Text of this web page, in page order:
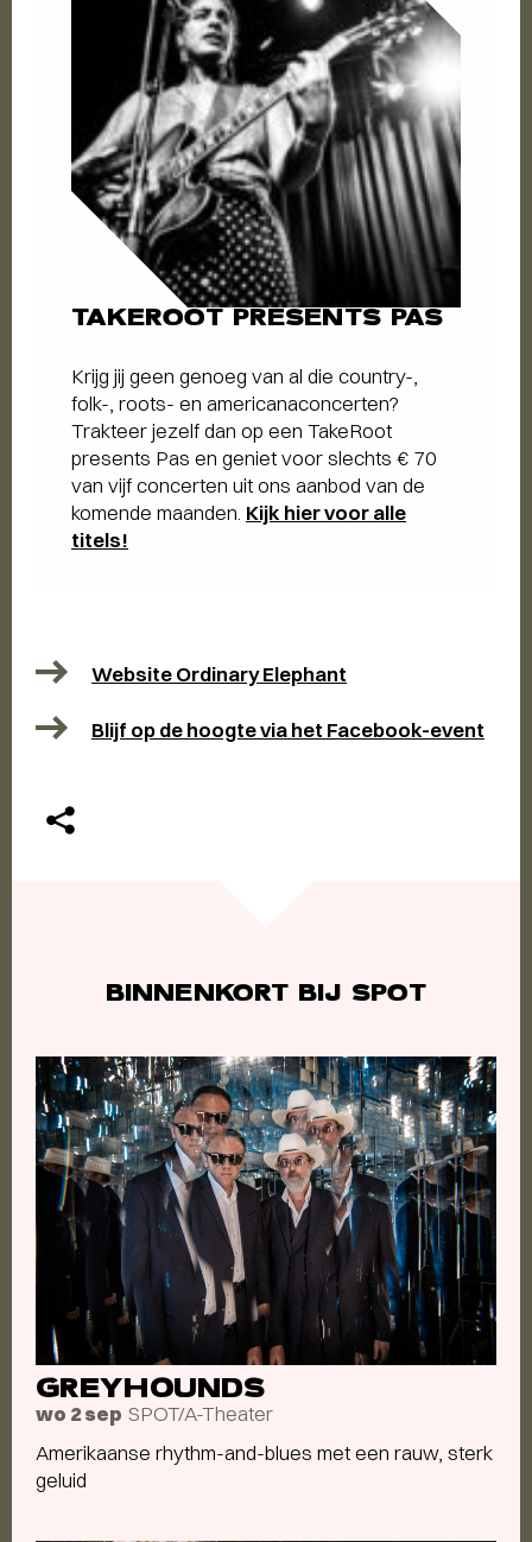
TAKEROOT PRESENTS PAS
Krijg jij geen genoeg van al die country-,
folk-, roots- en americanaconcerten?
Trakteer jezelf dan op een TakeRoot
presents Pas en geniet voor slechts € 70
van vijf concerten uit ons aanbod van de
komende maanden. Kijk hier voor alle
titels!
Website Ordinary Elephant
Blijf op de hoogte via het Facebook-event
BINNENKORT BIJ SPOT
GREYHOUNDS
wo 2 sep SPOT/A-Theater
Amerikaanse rhythm-and-blues met een rauw, sterk
geluid